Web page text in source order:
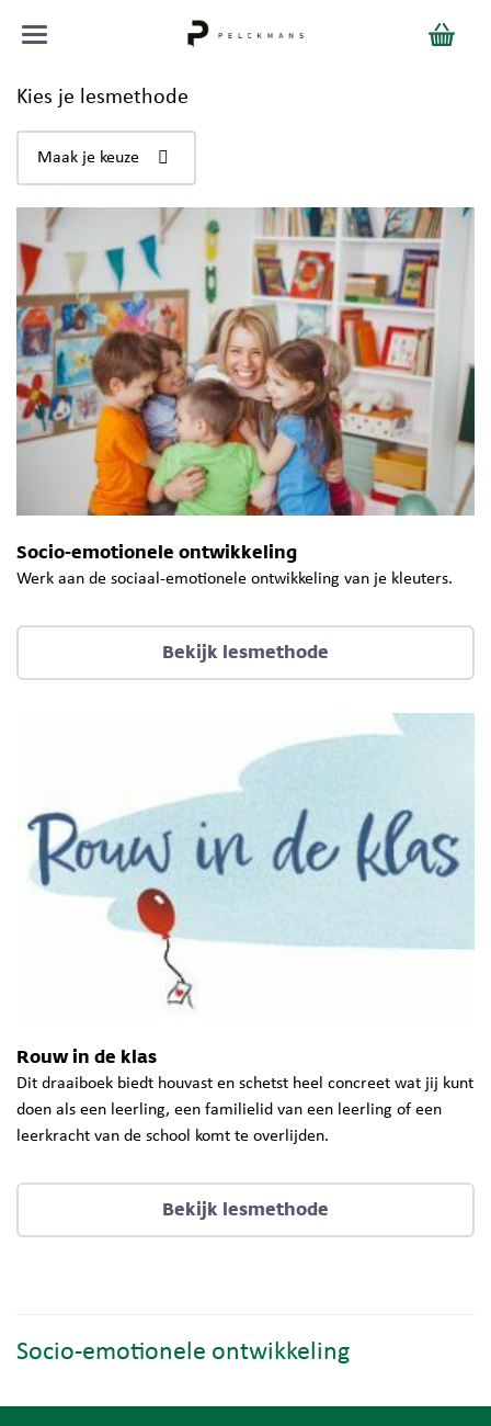
Kies je lesmethode
Maak je keuze
Socio-emotionele ontwikkeling
Werk aan de sociaal-emotionele ontwikkeling van je kleuters.
Bekijk lesmethode
Rouw in de klas
Dit draaiboek biedt houvast en schetst heel concreet wat jij kunt
doen als een leerling, een familielid van een leerling of een
leerkracht van de school komt te overlijden.
Bekijk lesmethode
Socio-emotionele ontwikkeling